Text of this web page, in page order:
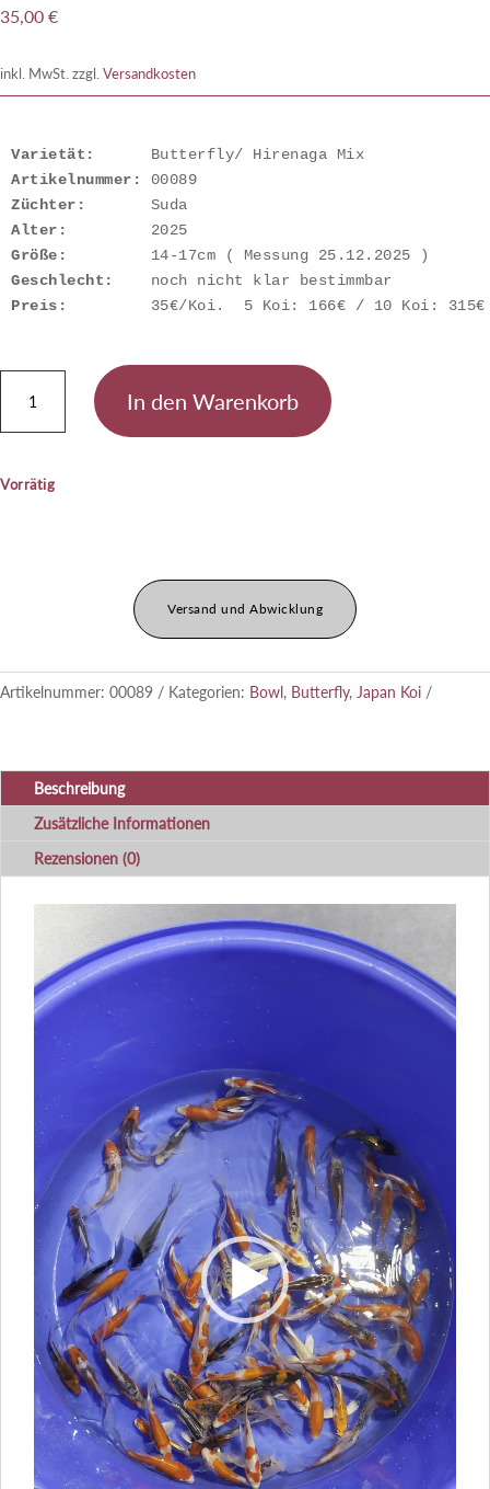
35,00 €
inkl. MwSt. zzgl. Versandkosten
Varietät:
Artikelnummer:
Züchter:
Alter:
Größe:
Geschlecht:
Preis:
         35€/Koi.  5 Koi: 166€ / 10 Koi: 315€
Menge
In den Warenkorb
Vorrätig
Versand und Abwicklung
Artikelnummer: 00089 Kategorien: Bowl, Butterfly, Japan Koi
Beschreibung
Zusätzliche Informationen
Rezensionen (0)
Video-